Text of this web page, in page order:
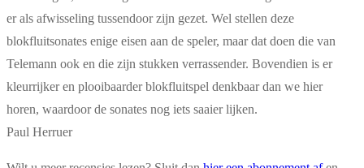
er als afwisseling tussendoor zijn gezet. Wel stellen deze
blokfluitsonates enige eisen aan de speler, maar dat doen die van
Telemann ook en die zijn stukken verrassender. Bovendien is er
kleurrijker en plooibaarder blokfluitspel denkbaar dan we hier
horen, waardoor de sonates nog iets saaier lijken.
Paul Herruer